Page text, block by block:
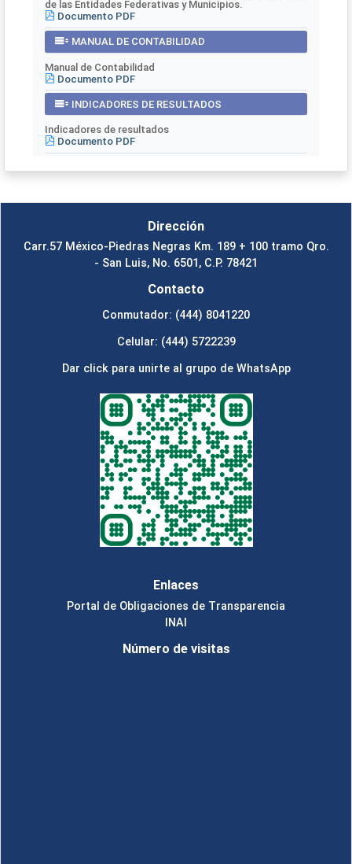
de las Entidades Federativas y Municipios.
Documento PDF
MANUAL DE CONTABILIDAD
Manual de Contabilidad
Documento PDF
INDICADORES DE RESULTADOS
Indicadores de resultados
Documento PDF
Dirección
Carr.57 México-Piedras Negras Km. 189 + 100 tramo Qro.
- San Luis, No. 6501, C.P. 78421
Contacto
Conmutador: (444) 8041220
Celular: (444) 5722239
Dar click para unirte al grupo de WhatsApp
Enlaces
Portal de Obligaciones de Transparencia
INAI
Número de visitas